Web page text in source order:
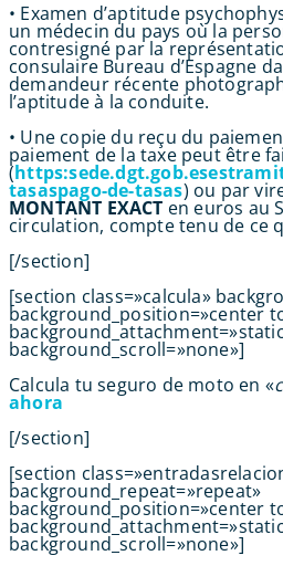
• Examen d’aptitude
un médecin du pays où la
contresigné par la
consulaire Bureau d’Espagne
demandeur récente
l’aptitude à la conduite.
• Une copie du reçu du
paiement de la taxe peut être
(
tasaspago-de-tasas) ou par
MONTANT EXACT en euros au
circulation, compte tenu de ce
[/section]
[section class=»calcula»
background_position=»center
background_scroll=»none»]
Calcula tu seguro de moto en «
ahora
[/section]
[section
background_repeat=»repeat»
background_position=»center
background_scroll=»none»]